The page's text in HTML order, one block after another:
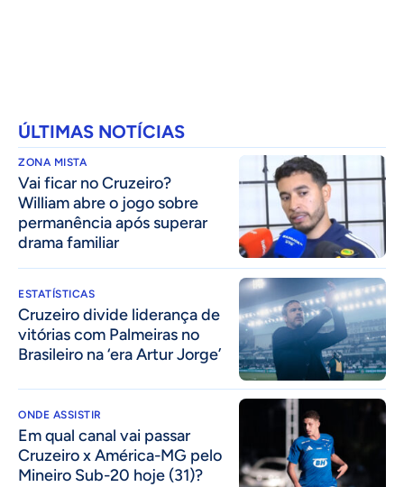
ÚLTIMAS NOTÍCIAS
ZONA MISTA
Vai ficar no Cruzeiro?
William abre o jogo sobre
permanência após superar
drama familiar
ESTATÍSTICAS
Cruzeiro divide liderança de
vitórias com Palmeiras no
Brasileiro na ‘era Artur Jorge’
ONDE ASSISTIR
Em qual canal vai passar
Cruzeiro x América-MG pelo
Mineiro Sub-20 hoje (31)?